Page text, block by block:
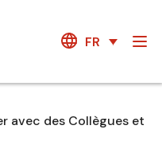
FR
avec des Collègues et